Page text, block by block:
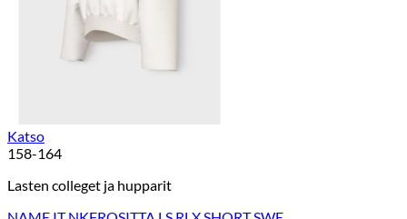
Katso
158-164
Lasten colleget ja hupparit